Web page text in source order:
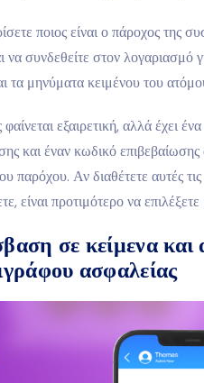
ποιος είναι ο πάροχος της
να συνδεθείτε στον λογαριασμό
τα μηνύματα κειμένου του
εξαιρετική, αλλά έχει
και έναν κωδικό
παρόχου. Αν διαθέτετε αυτές
είναι προτιμότερο να
σε κείμενα και
ασφαλείας